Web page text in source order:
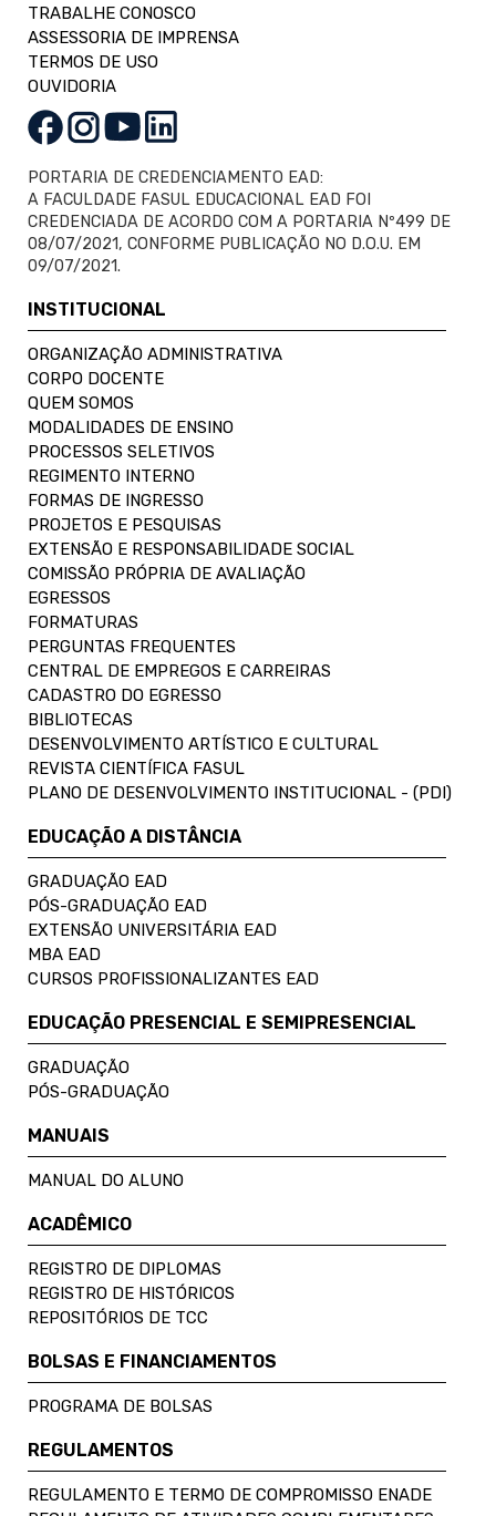
TRABALHE CONOSCO
ASSESSORIA DE IMPRENSA
TERMOS DE USO
OUVIDORIA
PORTARIA DE CREDENCIAMENTO EAD:
A FACULDADE FASUL EDUCACIONAL EAD FOI
CREDENCIADA DE ACORDO COM A PORTARIA Nº499 DE
08/07/2021, CONFORME PUBLICAÇÃO NO D.O.U. EM
09/07/2021.
INSTITUCIONAL
ORGANIZAÇÃO ADMINISTRATIVA
CORPO DOCENTE
QUEM SOMOS
MODALIDADES DE ENSINO
PROCESSOS SELETIVOS
REGIMENTO INTERNO
FORMAS DE INGRESSO
PROJETOS E PESQUISAS
EXTENSÃO E RESPONSABILIDADE SOCIAL
COMISSÃO PRÓPRIA DE AVALIAÇÃO
EGRESSOS
FORMATURAS
PERGUNTAS FREQUENTES
CENTRAL DE EMPREGOS E CARREIRAS
CADASTRO DO EGRESSO
BIBLIOTECAS
DESENVOLVIMENTO ARTÍSTICO E CULTURAL
REVISTA CIENTÍFICA FASUL
PLANO DE DESENVOLVIMENTO INSTITUCIONAL - (PDI)
EDUCAÇÃO A DISTÂNCIA
GRADUAÇÃO EAD
PÓS-GRADUAÇÃO EAD
EXTENSÃO UNIVERSITÁRIA EAD
MBA EAD
CURSOS PROFISSIONALIZANTES EAD
EDUCAÇÃO PRESENCIAL E SEMIPRESENCIAL
GRADUAÇÃO
PÓS-GRADUAÇÃO
MANUAIS
MANUAL DO ALUNO
ACADÊMICO
REGISTRO DE DIPLOMAS
REGISTRO DE HISTÓRICOS
REPOSITÓRIOS DE TCC
BOLSAS E FINANCIAMENTOS
PROGRAMA DE BOLSAS
REGULAMENTOS
REGULAMENTO E TERMO DE COMPROMISSO ENADE